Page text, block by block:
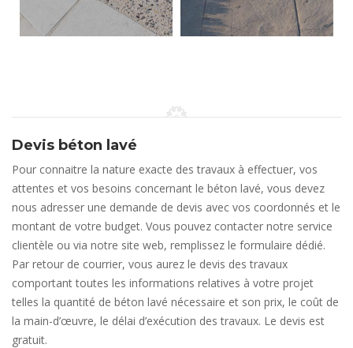
Devis béton lavé
Pour connaitre la nature exacte des travaux à effectuer, vos
attentes et vos besoins concernant le béton lavé, vous devez
nous adresser une demande de devis avec vos coordonnés et le
montant de votre budget. Vous pouvez contacter notre service
clientèle ou via notre site web, remplissez le formulaire dédié.
Par retour de courrier, vous aurez le devis des travaux
comportant toutes les informations relatives à votre projet
telles la quantité de béton lavé nécessaire et son prix, le coût de
la main-d’œuvre, le délai d’exécution des travaux. Le devis est
gratuit.